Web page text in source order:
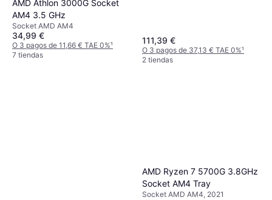
AMD Athlon 3000G Socket
AM4 3.5 GHz
Socket AMD AM4
34,99 €
O 3 pagos de 11,66 € TAE 0%¹
7 tiendas
111,39 €
O 3 pagos de 37,13 € TAE 0%¹
2 tiendas
AMD Ryzen 7 5700G 3.8GHz
Socket AM4 Tray
Socket AMD AM4, 2021